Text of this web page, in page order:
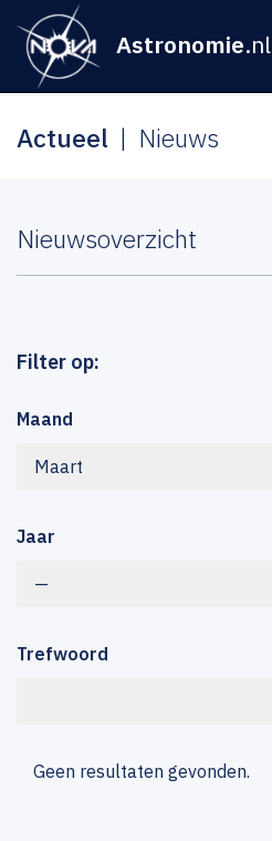
Astronomie.nl
Actueel Nieuws
Nieuwsoverzicht
Filter op:
Maand
Maart
Jaar
—
Trefwoord
Geen resultaten gevonden.